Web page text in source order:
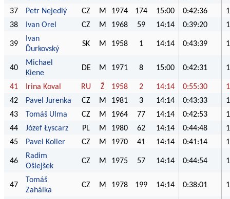
37
Petr Nejedlý CZ M 1974 174 15:00 0:42:36
38
Ivan Orel CZ M 1968 59 14:14 0:39:20
39
Ivan
Ďurkovský
SK M 1958 1 14:14 0:43:39
40
Michael
Kiene
DE M 1971 8 15:00 0:42:31
41 Irina Koval RU Ž 1958 2 14:14 0:55:30
42
Pavel Jurenka CZ M 1981 3 14:14 0:43:33
43
Tomáš Ulma CZ M 1964 77 14:14 0:42:53
44
Józef Łyscarz PL M 1980 62 14:14 0:44:48
45
Pavel Koller CZ M 1970 41 14:14 0:41:14
46
Radim
Ošlejšek
CZ M 1975 57 14:14 0:44:54
47
Tomáš
Zahálka
CZ M 1978 199 14:14 0:38:01